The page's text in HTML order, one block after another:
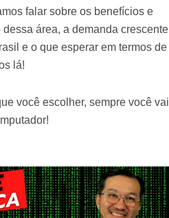
falar sobre os benefícios e
área, a demanda crescente
e o que esperar em termos de
lá!
você escolher, sempre você vai